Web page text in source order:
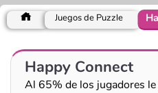
Juegos de Puzzle
Happy Connect
Al 65% de los jugadores